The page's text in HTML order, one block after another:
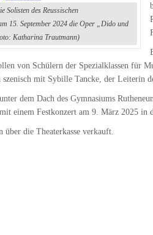
Solisten des Reussischen
15. September 2024 die Oper „Dido und
Katharina Trautmann)
von Schülern der Spezialklassen für
mit Sybille Tancke, der Leiterin
dem Dach des Gymnasiums
einem Festkonzert am 9. März 2025 in
die Theaterkasse verkauft.